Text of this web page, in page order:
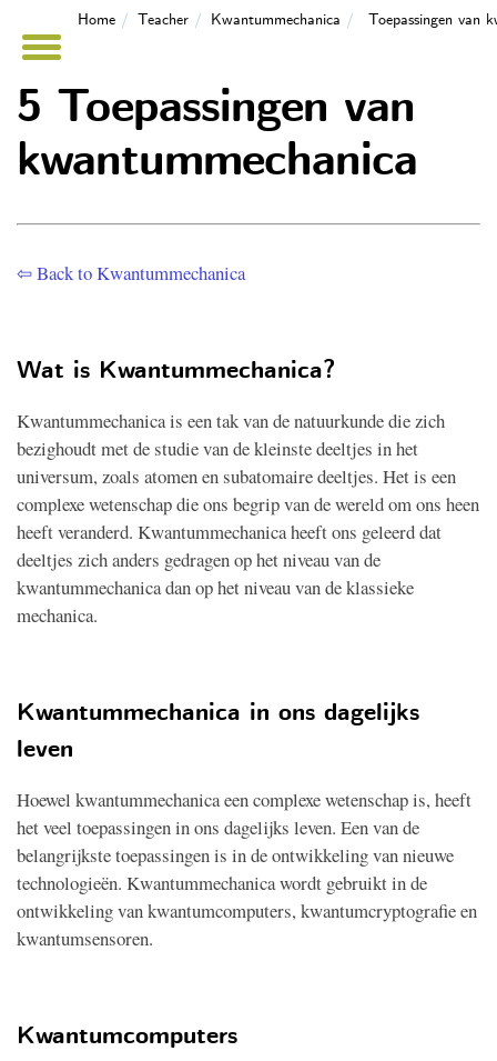
Home Teacher Kwantummechanica Toepassingen van
5 Toepassingen van
kwantummechanica
⇦ Back to Kwantummechanica
Wat is Kwantummechanica?
Kwantummechanica is een tak van de natuurkunde die zich
bezighoudt met de studie van de kleinste deeltjes in het
universum, zoals atomen en subatomaire deeltjes. Het is een
complexe wetenschap die ons begrip van de wereld om ons heen
heeft veranderd. Kwantummechanica heeft ons geleerd dat
deeltjes zich anders gedragen op het niveau van de
kwantummechanica dan op het niveau van de klassieke
mechanica.
Kwantummechanica in ons dagelijks
leven
Hoewel kwantummechanica een complexe wetenschap is, heeft
het veel toepassingen in ons dagelijks leven. Een van de
belangrijkste toepassingen is in de ontwikkeling van nieuwe
technologieën. Kwantummechanica wordt gebruikt in de
ontwikkeling van kwantumcomputers, kwantumcryptografie en
kwantumsensoren.
Kwantumcomputers